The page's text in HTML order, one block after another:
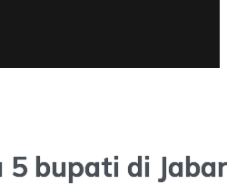
bupati di